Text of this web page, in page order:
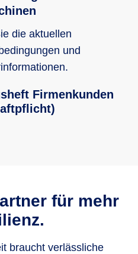
die aktuellen
und
Firmenkunden
für mehr
braucht verlässliche